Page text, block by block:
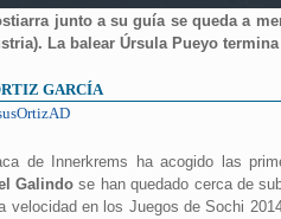
junto a su guía se queda a
La balear Úrsula Pueyo termina
GARCÍA
de Innerkrems ha acogido las
Galindo se han quedado cerca de
velocidad en los Juegos de Sochi